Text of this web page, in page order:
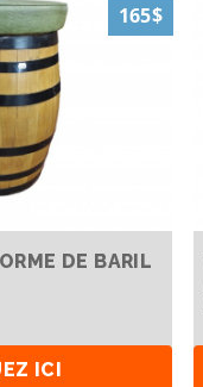
165$
DE BARIL
ICI